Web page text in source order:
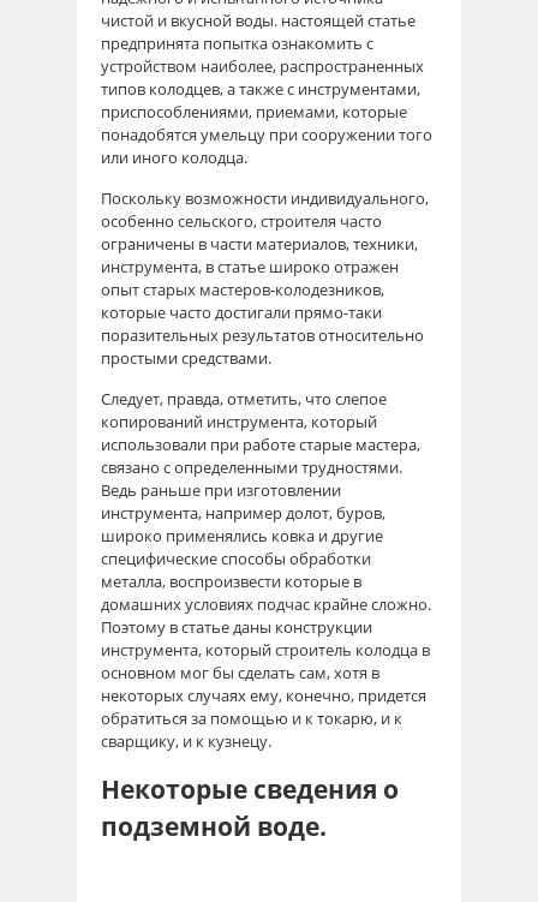
чистой и вкусной воды. настоящей статье
предпринята попытка ознакомить с
устройством наиболее, распространенных
типов колодцев, а также с инструментами,
приспособлениями, приемами, которые
понадобятся умельцу при сооружении того
или иного колодца.
Поскольку возможности индивидуального,
особенно сельского, строителя часто
ограничены в части материалов, техники,
инструмента, в статье широко отражен
опыт старых мастеров-колодезников,
которые часто достигали прямо-таки
поразительных результатов относительно
простыми средствами.
Следует, правда, отметить, что слепое
копирований инструмента, который
использовали при работе старые мастера,
связано с определенными трудностями.
Ведь раньше при изготовлении
инструмента, например долот, буров,
широко применялись ковка и другие
специфические способы обработки
металла, воспроизвести которые в
домашних условиях подчас крайне сложно.
Поэтому в статье даны конструкции
инструмента, который строитель колодца в
основном мог бы сделать сам, хотя в
некоторых случаях ему, конечно, придется
обратиться за помощью и к токарю, и к
сварщику, и к кузнецу.
Некоторые сведения о
подземной воде.